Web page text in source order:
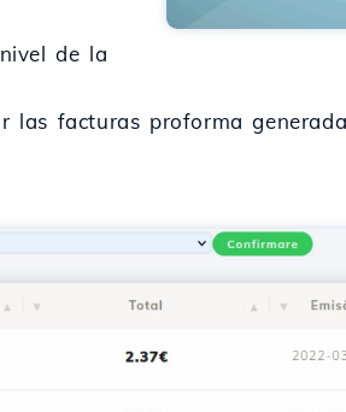
de la
las facturas proforma